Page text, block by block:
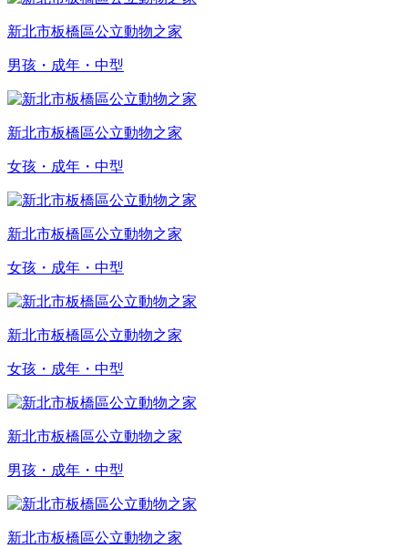
新北市板橋區公立動物之家
男孩・成年・中型
新北市板橋區公立動物之家
女孩・成年・中型
新北市板橋區公立動物之家
女孩・成年・中型
新北市板橋區公立動物之家
女孩・成年・中型
新北市板橋區公立動物之家
男孩・成年・中型
新北市板橋區公立動物之家